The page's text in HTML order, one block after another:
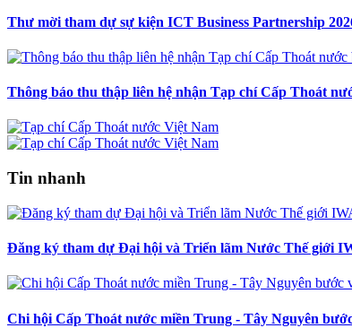
Thư mời tham dự sự kiện ICT Business Partnership
Thông báo thu thập liên hệ nhận Tạp chí Cấp Thoát
Tin nhanh
Đăng ký tham dự Đại hội và Triển lãm Nước Thế giới
Chi hội Cấp Thoát nước miền Trung - Tây Nguyên